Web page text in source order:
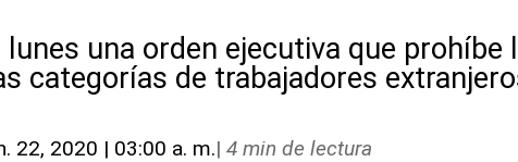
una orden ejecutiva que prohíbe
categorías de trabajadores
22, 2020 | 03:00 a. m.| 4 min de lectura